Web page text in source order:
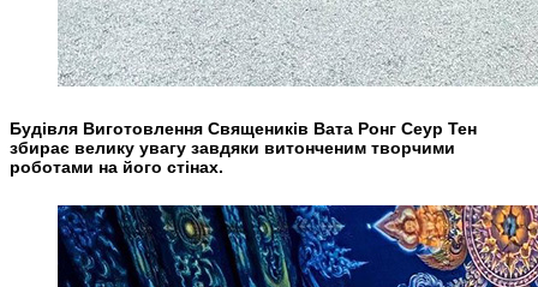
Будівля Виготовлення Священиків Вата Ронг Сеур Тен
збирає велику увагу завдяки витонченим творчими
роботами на його стінах.